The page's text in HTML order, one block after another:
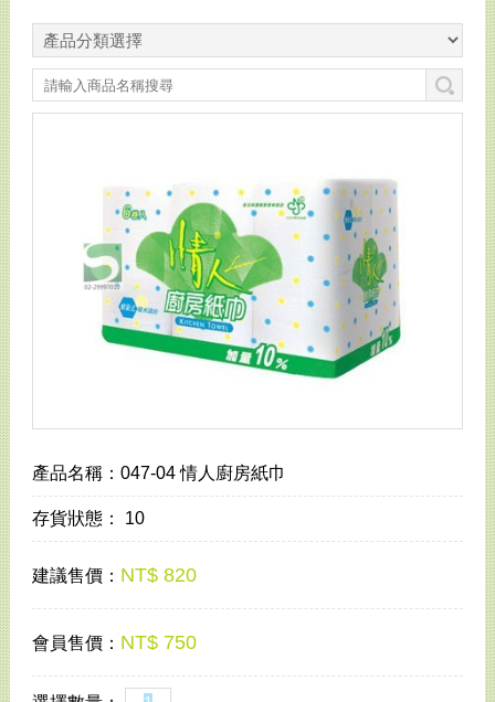
產品名稱： 047-04 情人廚房紙巾
存貨狀態： 10
建議售價： NT$ 820
會員售價： NT$ 750